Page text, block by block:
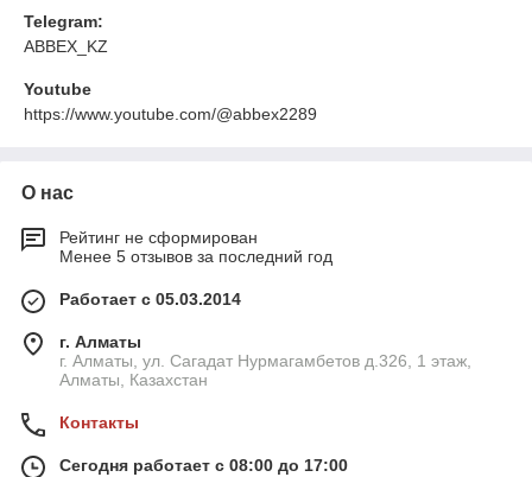
Telegram:
ABBEX_KZ
Youtube
https://www.youtube.com/@abbex2289
О нас
Рейтинг не сформирован
Менее 5 отзывов за последний год
Работает с 05.03.2014
г. Алматы
г. Алматы, ул. Сагадат Нурмагамбетов д.326, 1 этаж,
Алматы, Казахстан
Контакты
Сегодня работает с 08:00 до 17:00